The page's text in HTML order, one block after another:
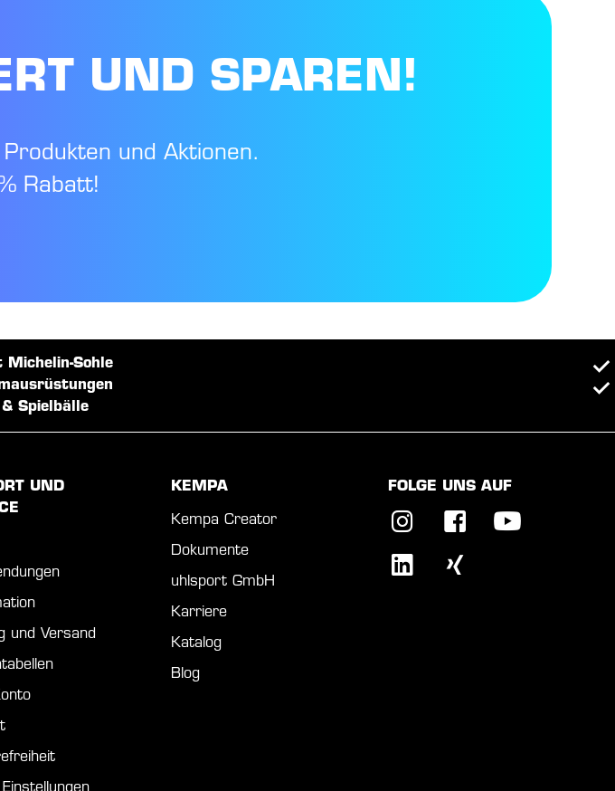
UND SPAREN!
und Aktionen.
Rabatt!
Michelin-Sohle
Spielbälle
UND
und Versand
KEMPA
Kempa Creator
Dokumente
uhlsport GmbH
Karriere
Katalog
Blog
FOLGE UNS AUF